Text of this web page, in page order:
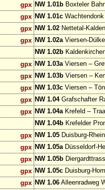
gpx NW 1.01b Boxteler
gpx NW 1.01c Wachtendonk
gpx NW 1.02 Nettetal-
gpx NW 1.02aViersen-
NW 1.02b
gpx NW 1.03aViersen –
gpx NW 1.03b Viersen –
gpx NW 1.03c Viersen –
gpx NW 1.04Grafschafter
gpx NW 1.04aKrefeld –
NW 1.04b Krefelder
gpx NW 1.05 Duisburg-
gpx NW 1.05aDüsseldorf-
gpx NW 1.05b
gpx NW 1.05c Duisburg-
gpx NW 1.06 Alleenradweg